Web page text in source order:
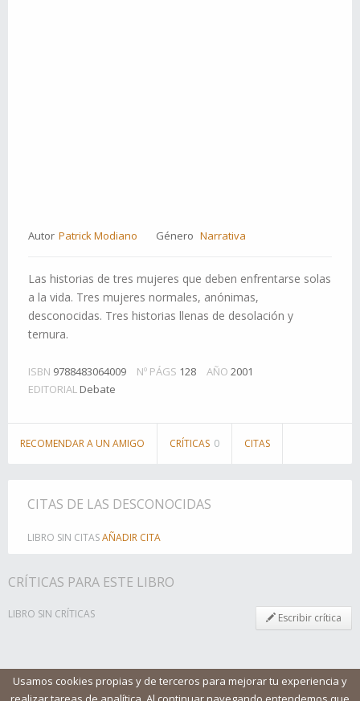
Usamos cookies propias y de terceros para mejorar tu experiencia y
Autor Patrick Modiano Género Narrativa
Las historias de tres mujeres que deben enfrentarse solas
a la vida. Tres mujeres normales, anónimas,
desconocidas. Tres historias llenas de desolación y
ternura.
ISBN 9788483064009 Nº PÁGS 128 AÑO 2001
EDITORIAL Debate
RECOMENDAR A UN AMIGO CRÍTICAS 0 CITAS
CITAS DE LAS DESCONOCIDAS
LIBRO SIN CITASAÑADIR CITA
CRÍTICAS PARA ESTE LIBRO
LIBRO SIN CRÍTICAS Escribir crítica